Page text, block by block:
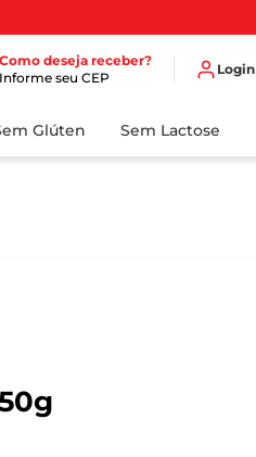
Como deseja receber?
Informe seu CEP
Login
Glúten Sem Lactose